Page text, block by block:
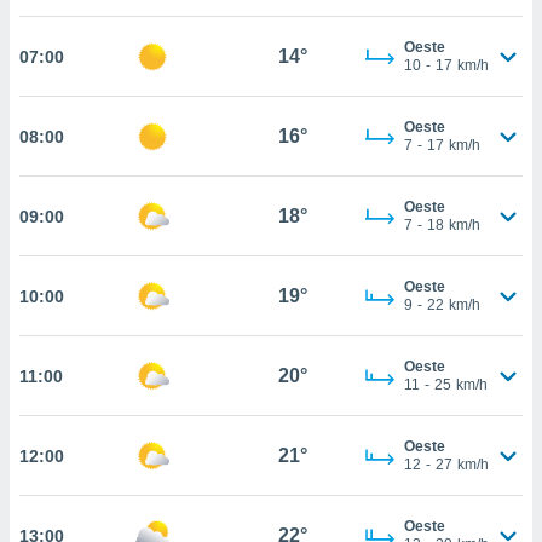
a nossa
ao
todos os
no
um perfil
CONTINUAR
07:00 14°
Oeste
10 - 17 km/h
08:00 16°
Oeste
7 - 17 km/h
09:00 18°
Oeste
7 - 18 km/h
10:00 19°
Oeste
9 - 22 km/h
11:00 20°
Oeste
11 - 25 km/h
12:00 21°
Oeste
12 - 27 km/h
13:00 22°
Oeste